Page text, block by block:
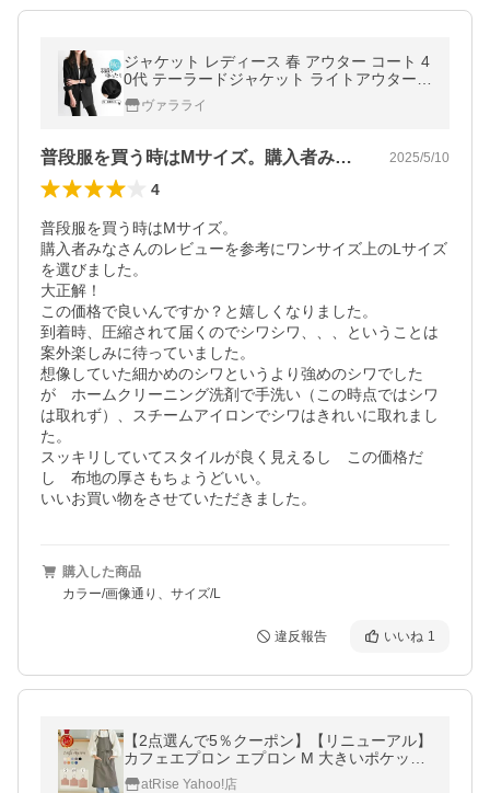
ジャケット レディース 春 アウター コート 4
0代 テーラードジャケット ライトアウター
長袖 カジュアル スーツジャケット 体型カバ
ー 爆買
ヴァラライ
普段服を買う時はMサイズ。購入者みなさ… 2025/5/10
4
普段服を買う時はMサイズ。
購入者みなさんのレビューを参考にワンサイズ上のLサイズ
を選びました。
大正解！
この価格で良いんですか？と嬉しくなりました。
到着時、圧縮されて届くのでシワシワ、、、ということは
案外楽しみに待っていました。
想像していた細かめのシワというより強めのシワでした
が　ホームクリーニング洗剤で手洗い（この時点ではシワ
は取れず）、スチームアイロンでシワはきれいに取れまし
た。
スッキリしていてスタイルが良く見えるし　この価格だ
し　布地の厚さもちょうどいい。
いいお買い物をさせていただきました。
購入した商品
カラー/画像通り、サイズ/L
違反報告 いいね 1
【2点選んで5％クーポン】【リニューアル】
カフェエプロン エプロン M 大きいポケット
おしゃれ かぶるだけ ロング丈 無地
atRise Yahoo!店